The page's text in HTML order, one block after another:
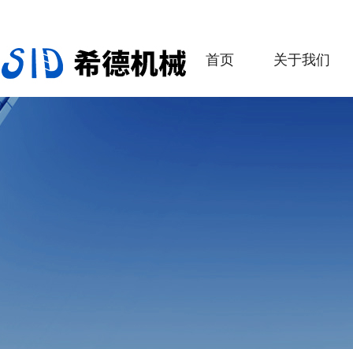
首页 关于我们